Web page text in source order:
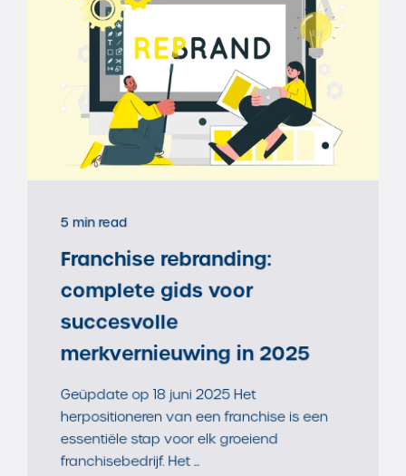
5 min read
Franchise rebranding:
complete gids voor
succesvolle
merkvernieuwing in 2025
Geüpdate op 18 juni 2025 Het
herpositioneren van een franchise is een
essentiële stap voor elk groeiend
franchisebedrijf. Het ...